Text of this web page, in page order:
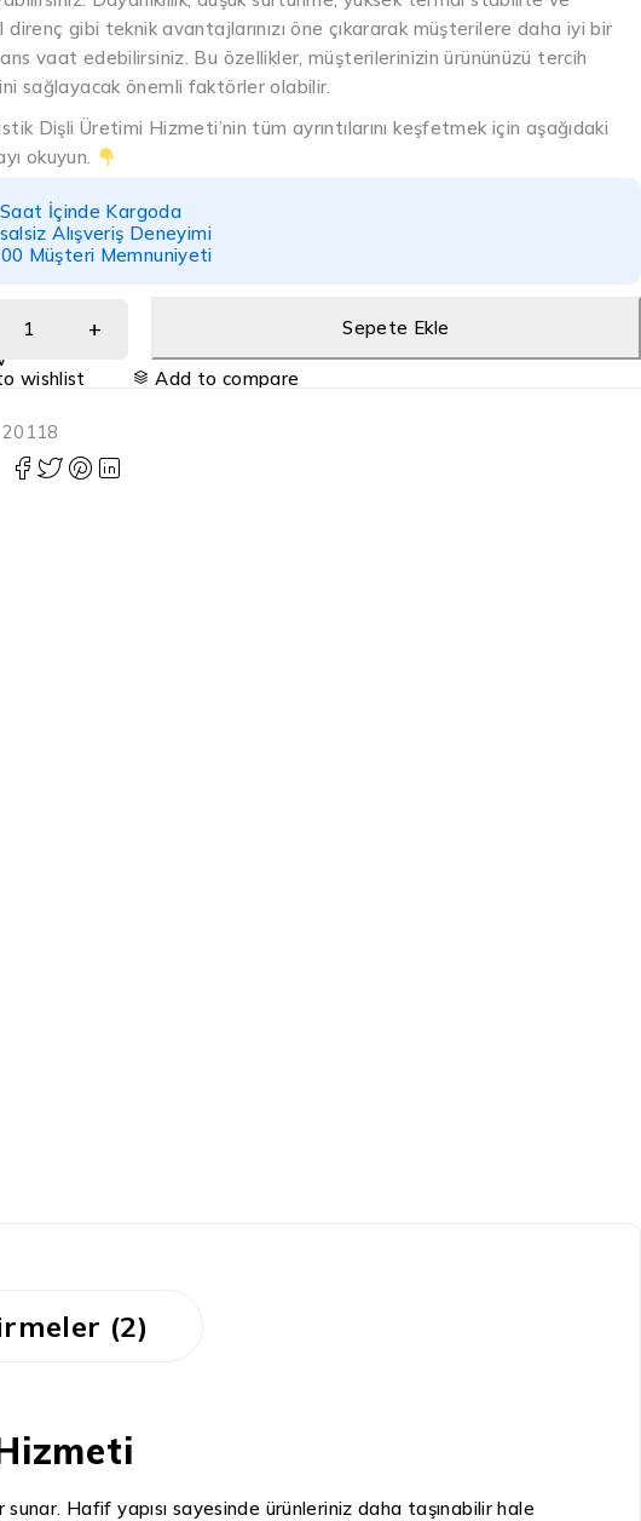
direnç gibi teknik avantajlarınızı öne çıkararak müşterilere daha iyi bir
vaat edebilirsiniz. Bu özellikler, müşterilerinizin ürününüzü tercih
sağlayacak önemli faktörler olabilir.
Dişli Üretimi Hizmeti’nin tüm ayrıntılarını keşfetmek için aşağıdaki
okuyun.
İçinde Kargoda
Alışveriş Deneyimi
Müşteri Memnuniyeti
Sepete Ekle
wishlist
Add to compare
20118
(2)
Hafif yapısı sayesinde ürünleriniz daha taşınabilir hale